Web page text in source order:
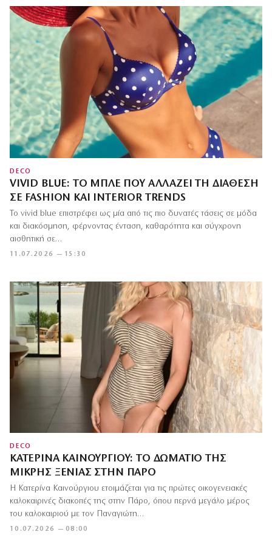
DECO
VIVID BLUE: ΤΟ ΜΠΛΕ ΠΟΥ ΑΛΛΆΖΕΙ ΤΗ ΔΙΆΘΕΣΗ
ΣΕ FASHION ΚΑΙ INTERIOR TRENDS
11.07.2026 — 15:30
Το vivid blue επιστρέφει ως μία από τις πιο δυνατές τάσεις σε μόδα
και διακόσμηση, φέρνοντας ένταση, καθαρότητα και σύγχρονη
αισθητική σε…
DECO
ΚΑΤΕΡΊΝΑ ΚΑΙΝΟΎΡΓΙΟΥ: ΤΟ ΔΩΜΆΤΙΟ ΤΗΣ
ΜΙΚΡΉΣ ΞΈΝΙΑΣ ΣΤΗΝ ΠΆΡΟ
10.07.2026 — 08:00
Η Κατερίνα Καινούργιου ετοιμάζεται για τις πρώτες οικογενειακές
καλοκαιρινές διακοπές της στην Πάρο, όπου περνά μεγάλο μέρος
του καλοκαιριού με τον Παναγιώτη…